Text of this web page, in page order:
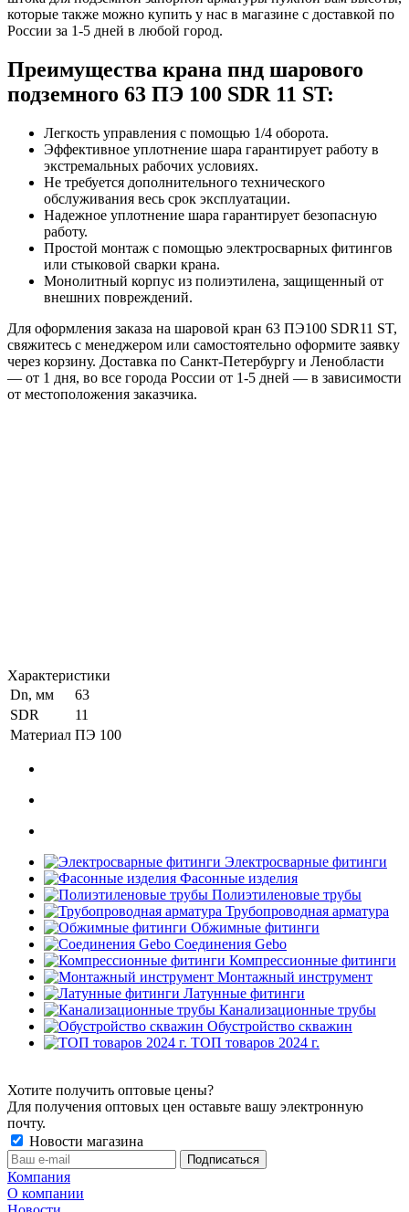
которые также можно купить у нас в магазине с доставкой по
России за 1-5 дней в любой город.
Преимущества крана пнд шарового
подземного 63 ПЭ 100 SDR 11 ST:
Легкость управления с помощью 1/4 оборота.
Эффективное уплотнение шара гарантирует работу в
экстремальных рабочих условиях.
Не требуется дополнительного технического
обслуживания весь срок эксплуатации.
Надежное уплотнение шара гарантирует безопасную
работу.
Простой монтаж с помощью электросварных фитингов
или стыковой сварки крана.
Монолитный корпус из полиэтилена, защищенный от
внешних повреждений.
Для оформления заказа на шаровой кран 63 ПЭ100 SDR11 ST,
свяжитесь с менеджером или самостоятельно оформите заявку
через корзину. Доставка по Санкт-Петербургу и Ленобласти
— от 1 дня, во все города России от 1-5 дней — в зависимости
от местоположения заказчика.
Характеристики
Dn, мм
63
SDR
11
Материал ПЭ 100
Электросварные фитинги
Фасонные изделия
Полиэтиленовые трубы
Трубопроводная арматура
Обжимные фитинги
Соединения Gebo
Компрессионные фитинги
Монтажный инструмент
Латунные фитинги
Канализационные трубы
Обустройство скважин
ТОП товаров 2024 г.
Хотите получить оптовые цены?
Для получения оптовых цен оставьте вашу электронную
почту.
Новости магазина
Компания
О компании